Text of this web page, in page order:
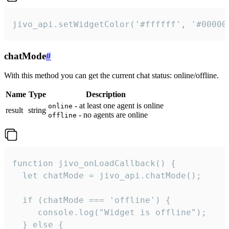
jivo_api.setWidgetColor('#ffffff',
chatMode#
With this method you can get the current chat status: online/offline.
Name Type
Description
result string online - at least one agent is online
offline - no agents are online
function jivo_onLoadCallback() {
  let chatMode = jivo_api.chatMode();
  if (chatMode === 'offline') {
     console.log("Widget is offline");
  } else {